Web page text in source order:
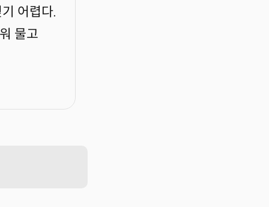
어렵다.
물고